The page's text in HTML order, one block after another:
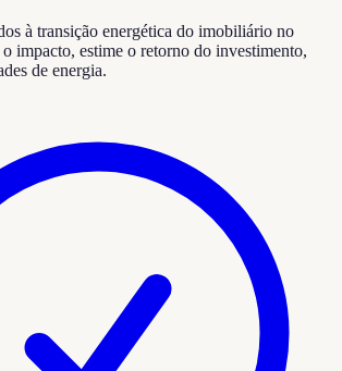
à transição energética do imobiliário no
impacto, estime o retorno do investimento,
de energia.